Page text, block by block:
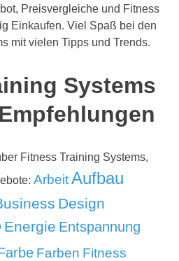
Preisvergleiche und Fitness
Einkaufen. Viel Spaß bei den
mit vielen Tipps und Trends.
Systems
Fitness Training Systems,
ArbeitAufbau
Design
Energie Entspannung
Farben Fitness